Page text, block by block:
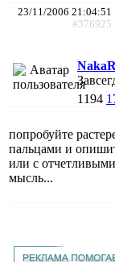
23/11/2006 21:04:51
#376925
1194
попробуйте
пальцами и
или с
мысль...